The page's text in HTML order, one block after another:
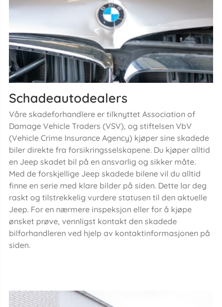
Schadeautodealers
Våre skadeforhandlere er tilknyttet Association of
Damage Vehicle Traders (VSV), og stiftelsen VbV
(Vehicle Crime Insurance Agency) kjøper sine skadede
biler direkte fra forsikringsselskapene. Du kjøper alltid
en Jeep skadet bil på en ansvarlig og sikker måte.
Med de forskjellige Jeep skadede bilene vil du alltid
finne en serie med klare bilder på siden. Dette lar deg
raskt og tilstrekkelig vurdere statusen til den aktuelle
Jeep. For en nærmere inspeksjon eller for å kjøpe
ønsket prøve, vennligst kontakt den skadede
bilforhandleren ved hjelp av kontaktinformasjonen på
siden.